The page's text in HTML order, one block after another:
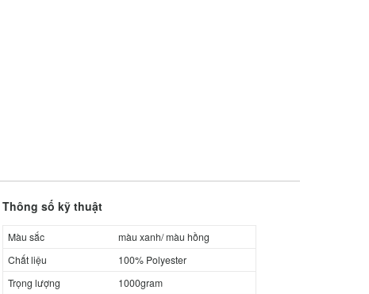
Thông số kỹ thuật
Màu sắc
màu xanh/ màu hồng
Chất liệu
100% Polyester
Trọng lượng
1000gram